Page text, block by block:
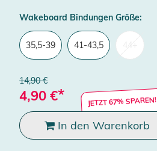
Wakeboard Bindungen Größe:
35,5-39 41-43,5
14,90 €
4,90 €* JETZT 67% SPAREN!
In den Warenkorb